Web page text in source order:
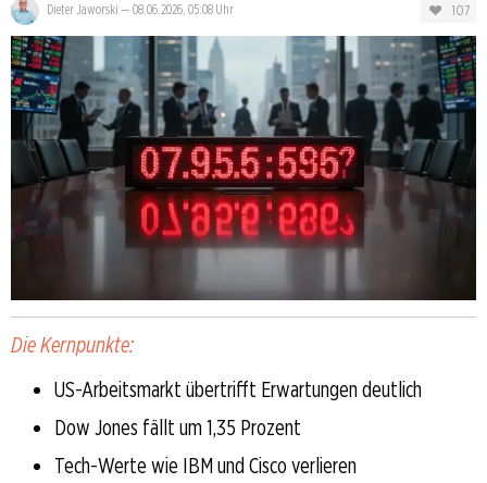
Dieter Jaworski — 08.06.2026, 05:08 Uhr 107
Die Kernpunkte:
US-Arbeitsmarkt übertrifft Erwartungen deutlich
Dow Jones fällt um 1,35 Prozent
Tech-Werte wie IBM und Cisco verlieren